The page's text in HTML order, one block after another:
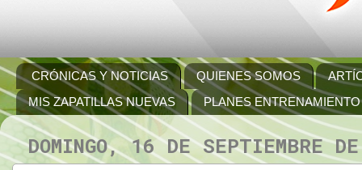
CRÓNICAS Y NOTICIAS QUIENES SOMOS
MIS ZAPATILLAS NUEVAS
PLANES ENTRENAMIENTO
DOMINGO, 16 DE SEPTIEMBRE